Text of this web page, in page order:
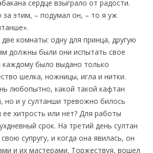
сердце взыграло от радости.
за этим, – подумал он, – то я уж
комнаты: одну для принца, другую
должны были они испытать свое
каждому было выдано только
шелка, ножницы, игла и нитки.
любопытно, какой такой кафтан
но и у султанши тревожно билось
ее хитрость или нет? Для работы
срок. На третий день султан
супругу, и когда она явилась, он
и их мастерами. Торжествуя, вошел